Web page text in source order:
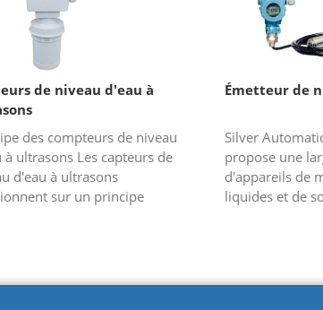
de niveau d'eau à
des compteurs de niveau
à ultrasons Les capteurs de
d'eau à ultrasons
sur un principe
Émetteur de
Silver
propose une
d'appareils de
liquides et de